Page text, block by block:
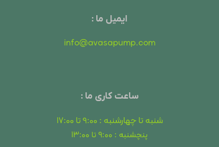
ایمیل ما :
info@avasapump.com
ساعت کاری ما :
شنبه تا چهارشنبه : 9:00 تا 17:00
پنچشنبه : 9:00 تا 13:00